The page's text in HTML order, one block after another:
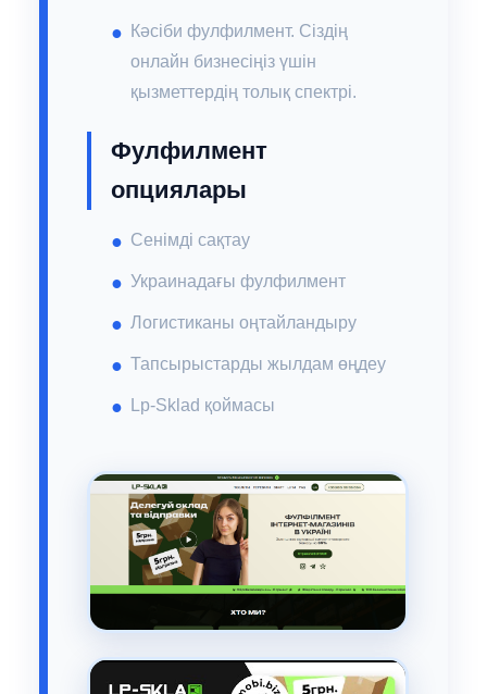
Кәсіби фулфилмент. Сіздің
онлайн бизнесіңіз үшін
қызметтердің толық спектрі.
Фулфилмент
опциялары
Сенімді сақтау
Украинадағы фулфилмент
Логистиканы оңтайландыру
Тапсырыстарды жылдам өңдеу
Lp-Sklad қоймасы